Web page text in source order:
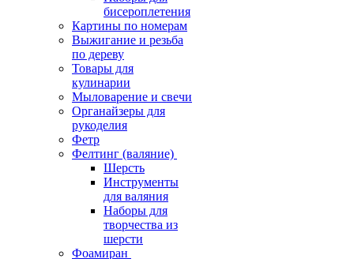
бисероплетения
Картины по номерам
Выжигание и резьба
по дереву
Товары для
кулинарии
Мыловарение и свечи
Органайзеры для
рукоделия
Фетр
Фелтинг (валяние)
Шерсть
Инструменты
для валяния
Наборы для
творчества из
шерсти
Фоамиран